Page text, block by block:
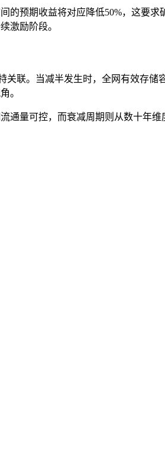
预期收益将对应降低50%，这要
激励阶段。
关联。当减半发生时，全网有效存
。
量可控，而衰减周期则从数十年